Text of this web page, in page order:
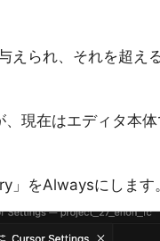
られ、それを超え
現在はエディタ本
をAlwaysにします。